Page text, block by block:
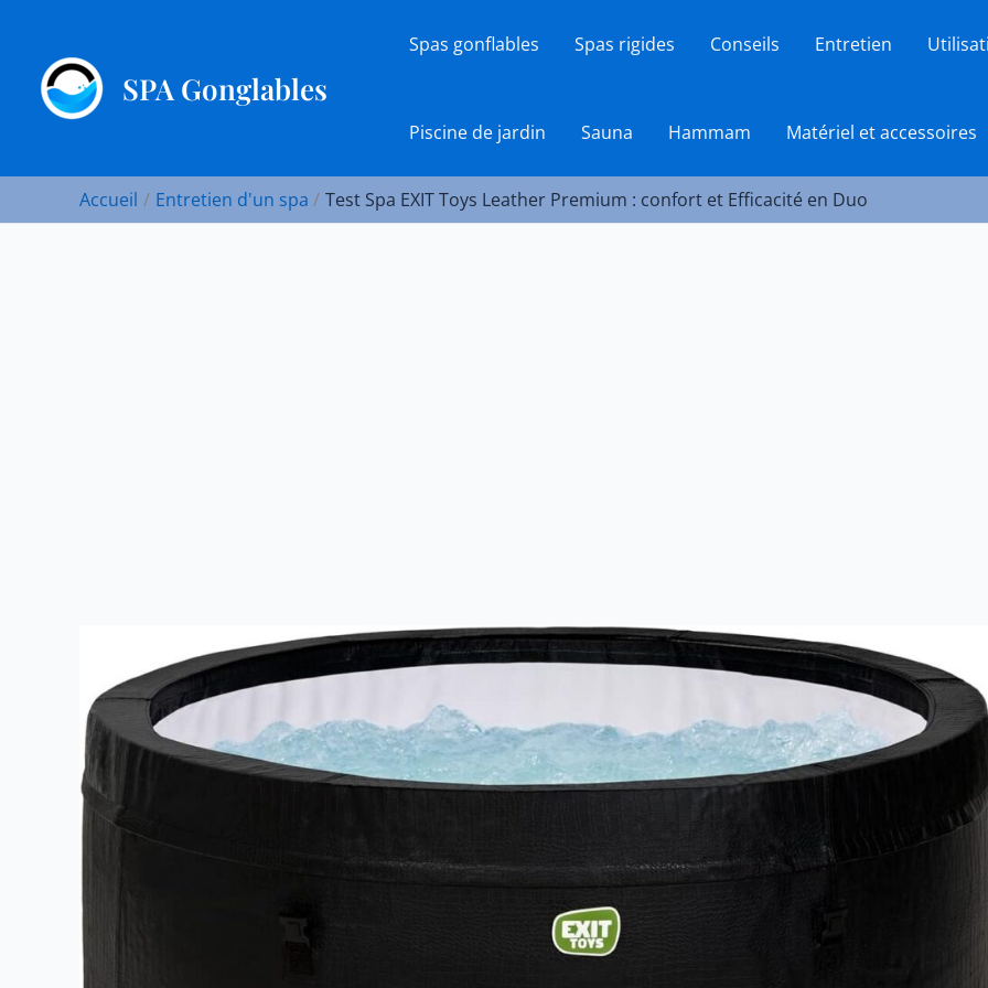
contenu
SPA Gonglables
Spas gonflables Spas rigides Conseils Entretien
Piscine de jardin Sauna Hammam Matériel et accessoires
Accueil Entretien d'un spa Test Spa EXIT Toys Leather Premium : confort et Efficacité en Duo